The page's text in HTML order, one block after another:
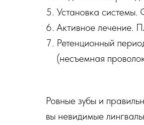
Установка системы.
Активное лечение.
Ретенционный
(несъемная
Ровные зубы и
вы невидимые